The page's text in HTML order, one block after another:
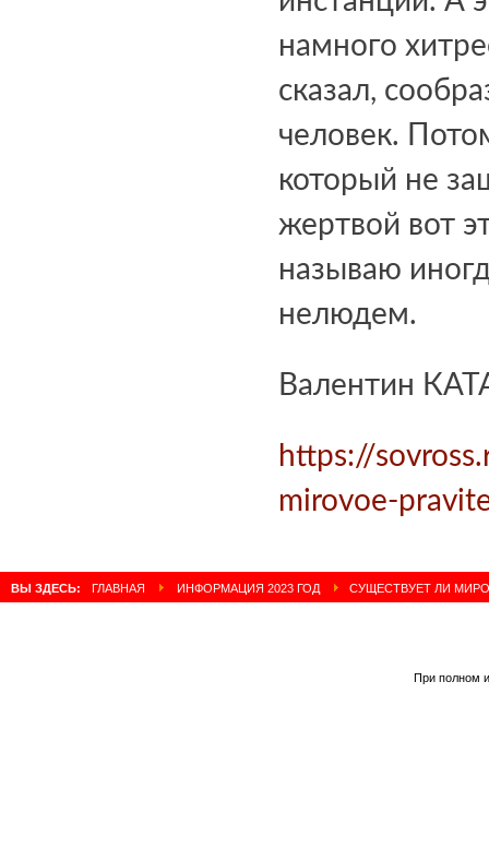
намного
сказал,
человек.
который не
жертвой вот
называю
нелюдем.
Валентин
https://
mirovoe-
ВЫ ЗДЕСЬ: ГЛАВНАЯ ИНФОРМАЦИЯ 2023 ГОД СУЩЕСТВУЕТ ЛИ
При полном